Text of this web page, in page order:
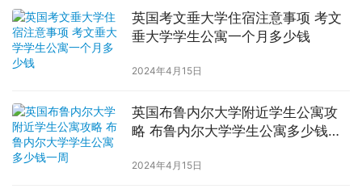
英国考文垂大学住宿注意事项 考文
垂大学学生公寓一个月多少钱
2024年4月15日
英国布鲁内尔大学附近学生公寓攻
略 布鲁内尔大学学生公寓多少钱一
2024年4月15日